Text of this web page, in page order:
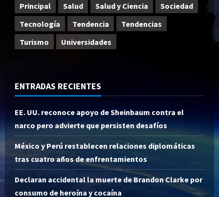
Principal
Salud Salud y Ciencia
Sociedad
Tecnología
Tendencia
Tendencias
Turismo
Universidades
ENTRADAS RECIENTES
EE. UU. reconoce apoyo de Sheinbaum contra el
narco pero advierte que persisten desafíos
México y Perú restablecen relaciones diplomáticas
tras cuatro años de enfrentamientos
Declaran accidental la muerte de Brandon Clarke por
consumo de heroína y cocaína